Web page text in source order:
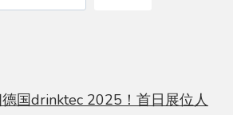
国drinktec 2025！首日展位人